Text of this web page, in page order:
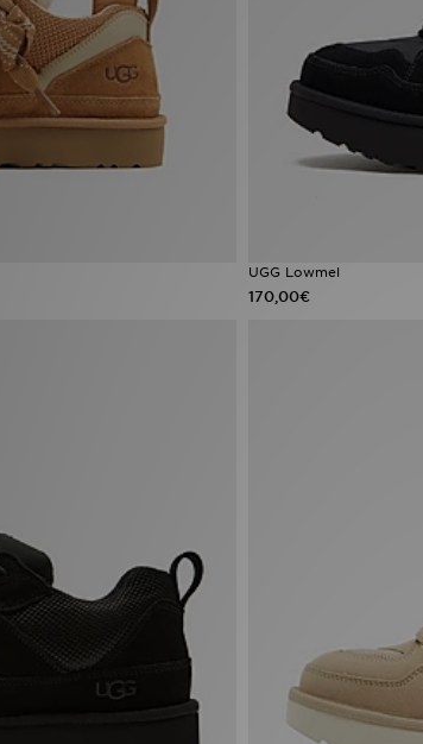
UGG Lowmel
170,00€